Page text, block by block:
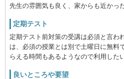
先生の雰囲気も良く、家からも近かっ
定期テスト
定期テスト前対策の受講は必須と言わ
は、必須の授業とは別で土曜日に無料
らえる時間もあるようなので利用した
良いところや要望